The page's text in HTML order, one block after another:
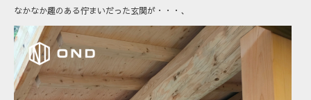
なかなか趣のある佇まいだった玄関が・・・、